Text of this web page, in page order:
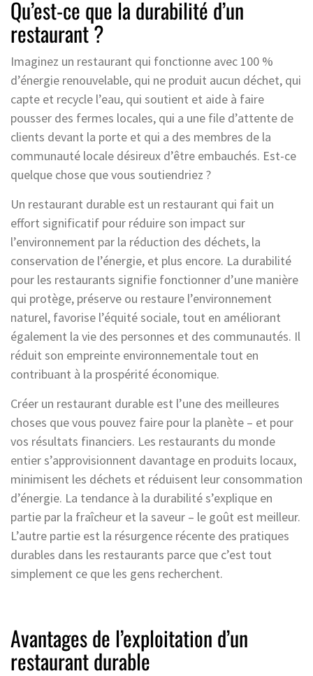
Qu’est-ce que la durabilité d’un
restaurant ?
Imaginez un restaurant qui fonctionne avec 100 %
d’énergie renouvelable, qui ne produit aucun déchet, qui
capte et recycle l’eau, qui soutient et aide à faire
pousser des fermes locales, qui a une file d’attente de
clients devant la porte et qui a des membres de la
communauté locale désireux d’être embauchés. Est-ce
quelque chose que vous soutiendriez ?
Un restaurant durable est un restaurant qui fait un
effort significatif pour réduire son impact sur
l’environnement par la réduction des déchets, la
conservation de l’énergie, et plus encore. La durabilité
pour les restaurants signifie fonctionner d’une manière
qui protège, préserve ou restaure l’environnement
naturel, favorise l’équité sociale, tout en améliorant
également la vie des personnes et des communautés. Il
réduit son empreinte environnementale tout en
contribuant à la prospérité économique.
Créer un restaurant durable est l’une des meilleures
choses que vous pouvez faire pour la planète – et pour
vos résultats financiers. Les restaurants du monde
entier s’approvisionnent davantage en produits locaux,
minimisent les déchets et réduisent leur consommation
d’énergie. La tendance à la durabilité s’explique en
partie par la fraîcheur et la saveur – le goût est meilleur.
L’autre partie est la résurgence récente des pratiques
durables dans les restaurants parce que c’est tout
simplement ce que les gens recherchent.
Avantages de l’exploitation d’un
restaurant durable